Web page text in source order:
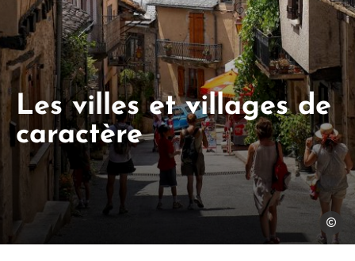
Jules
Les villes et villages de
caractère